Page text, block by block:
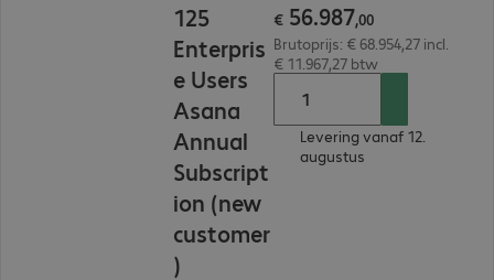
125
Enterpris
e Users
Asana
Annual
Subscript
ion (new
customer
)
€ 56.987,00
Brutoprijs: € 68.954,27 incl.
€ 11.967,27 btw
Levering vanaf 12.
augustus